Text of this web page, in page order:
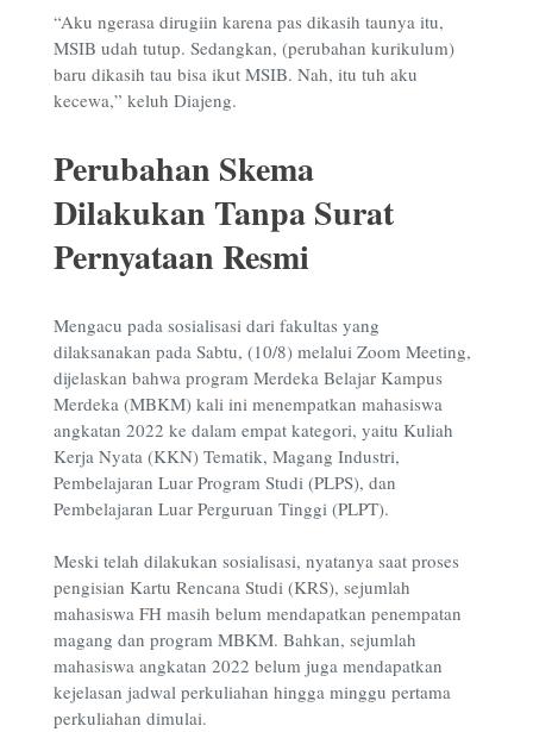
“Aku ngerasa dirugiin karena pas dikasih taunya itu,
MSIB udah tutup. Sedangkan, (perubahan kurikulum)
baru dikasih tau bisa ikut MSIB. Nah, itu tuh aku
kecewa,” keluh Diajeng.
Perubahan Skema
Dilakukan Tanpa Surat
Pernyataan Resmi
Mengacu pada sosialisasi dari fakultas yang
dilaksanakan pada Sabtu, (10/8) melalui Zoom Meeting,
dijelaskan bahwa program Merdeka Belajar Kampus
Merdeka (MBKM) kali ini menempatkan mahasiswa
angkatan 2022 ke dalam empat kategori, yaitu Kuliah
Kerja Nyata (KKN) Tematik, Magang Industri,
Pembelajaran Luar Program Studi (PLPS), dan
Pembelajaran Luar Perguruan Tinggi (PLPT).
Meski telah dilakukan sosialisasi, nyatanya saat proses
pengisian Kartu Rencana Studi (KRS), sejumlah
mahasiswa FH masih belum mendapatkan penempatan
magang dan program MBKM. Bahkan, sejumlah
mahasiswa angkatan 2022 belum juga mendapatkan
kejelasan jadwal perkuliahan hingga minggu pertama
perkuliahan dimulai.